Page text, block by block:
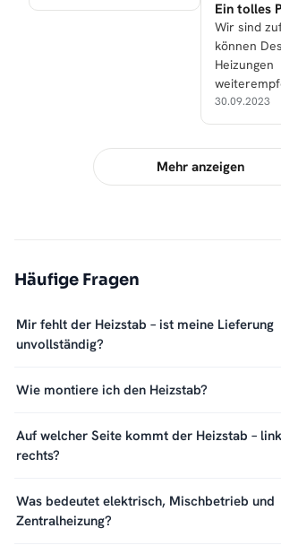
Ein tolles
Wir sind
können
Heizungen
30.09.2023
Mehr anzeigen
Häufige Fragen
Mir fehlt der Heizstab – ist meine Lieferung
unvollständig?
Wie montiere ich den Heizstab?
Auf welcher Seite kommt der Heizstab –
rechts?
Was bedeutet elektrisch, Mischbetrieb und
Zentralheizung?